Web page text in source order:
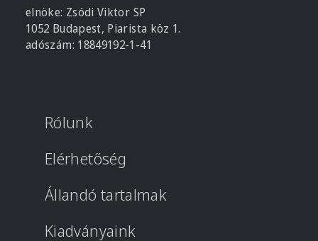
elnöke: Zsódi Viktor SP
1052 Budapest, Piarista köz 1.
adószám: 18849192-1-41
Rólunk
Elérhetőség
Állandó tartalmak
Kiadványaink